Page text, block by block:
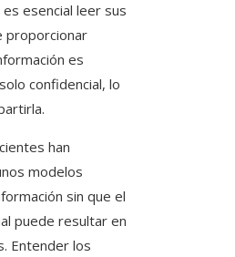
esencial leer sus
proporcionar
es
confidencial, lo
han
modelos
sin que el
puede resultar en
Entender los